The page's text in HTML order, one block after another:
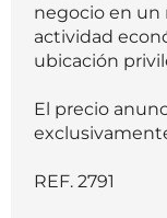
negocio en un
actividad
ubicación
El precio
REF. 2791